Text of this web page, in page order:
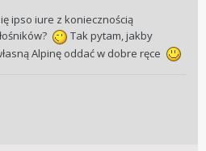
ipso iure z koniecznością
Tak pytam, jakby
Alpinę oddać w dobre ręce